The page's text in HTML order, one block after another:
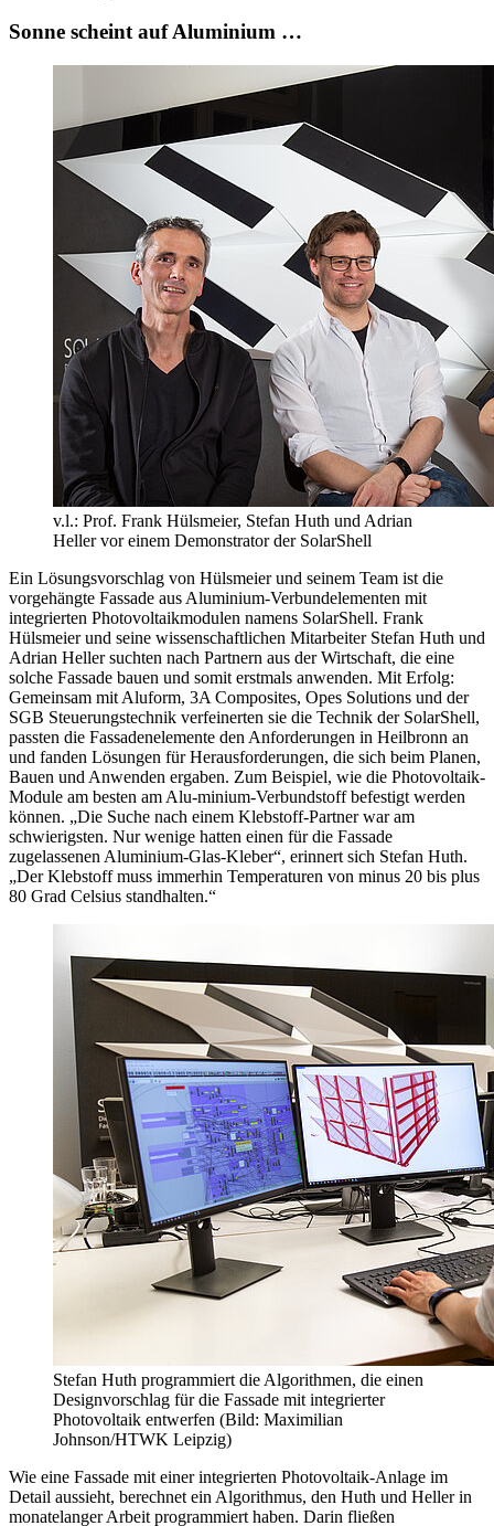
Sonne scheint auf Aluminium …
v.l.: Prof. Frank Hülsmeier, Stefan Huth und Adrian
Heller vor einem Demonstrator der SolarShell
Ein Lösungsvorschlag von Hülsmeier und seinem Team ist die
vorgehängte Fassade aus Aluminium-Verbundelementen mit
integrierten Photovoltaikmodulen namens SolarShell. Frank
Hülsmeier und seine wissenschaftlichen Mitarbeiter Stefan Huth und
Adrian Heller suchten nach Partnern aus der Wirtschaft, die eine
solche Fassade bauen und somit erstmals anwenden. Mit Erfolg:
Gemeinsam mit Aluform, 3A Composites, Opes Solutions und der
SGB Steuerungstechnik verfeinerten sie die Technik der SolarShell,
passten die Fassadenelemente den Anforderungen in Heilbronn an
und fanden Lösungen für Herausforderungen, die sich beim Planen,
Bauen und Anwenden ergaben. Zum Beispiel, wie die Photovoltaik-
Module am besten am Alu-minium-Verbundstoff befestigt werden
können. „Die Suche nach einem Klebstoff-Partner war am
schwierigsten. Nur wenige hatten einen für die Fassade
zugelassenen Aluminium-Glas-Kleber“, erinnert sich Stefan Huth.
„Der Klebstoff muss immerhin Temperaturen von minus 20 bis plus
80 Grad Celsius standhalten.“
Stefan Huth programmiert die Algorithmen, die einen
Designvorschlag für die Fassade mit integrierter
Photovoltaik entwerfen (Bild: Maximilian
Johnson/HTWK Leipzig)
Wie eine Fassade mit einer integrierten Photovoltaik-Anlage im
Detail aussieht, berechnet ein Algorithmus, den Huth und Heller in
monatelanger Arbeit programmiert haben. Darin fließen